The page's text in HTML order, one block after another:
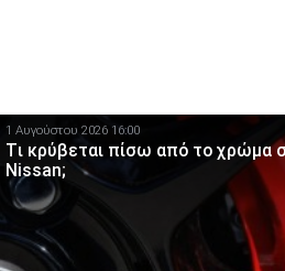
1 Αυγούστου 2026 16:00
Tι κρύβεται πίσω από το χρώμα
Nissan;